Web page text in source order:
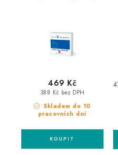
Skladem do 10
pracovních dní
388 Kč bez DPH
469 Kč